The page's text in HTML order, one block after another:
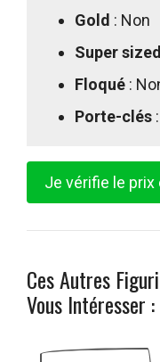
Gold : Non
Super sized
Floqué :
Porte-clés
Je vérifie le
Ces Autres
Vous Intéresser :